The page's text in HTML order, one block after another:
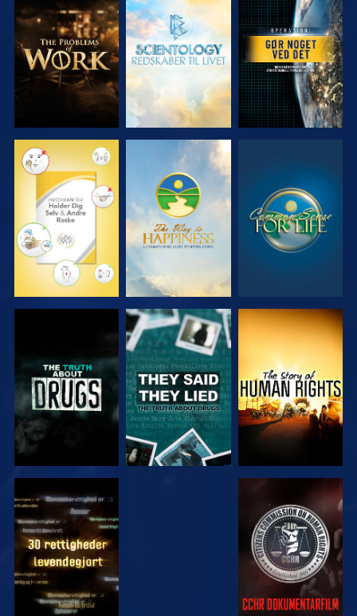
UDFORSK
SERIEN
UDFORSK
SERIEN
SE
SE SE SE
SE SE
SE SE